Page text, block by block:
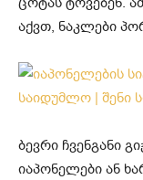
აქვთ, ნაკლები
ბევრი ჩვენგანი
იაპონელები ან